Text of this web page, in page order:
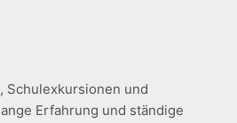
Schulexkursionen und
Erfahrung und ständige